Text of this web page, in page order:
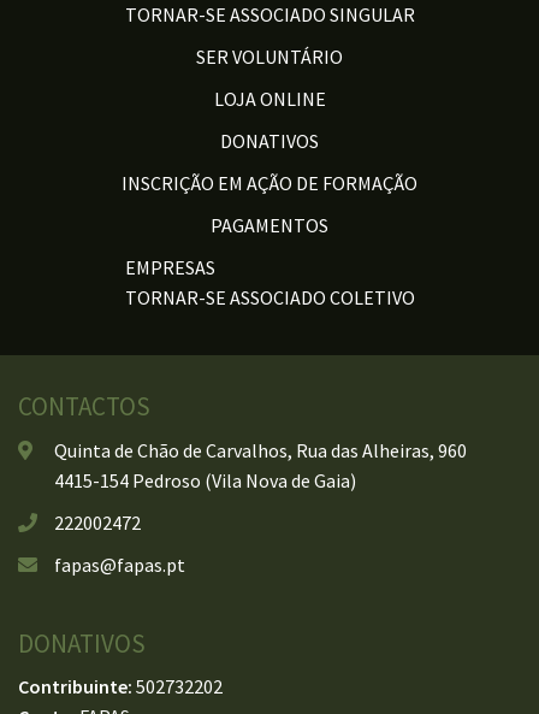
TORNAR-SE ASSOCIADO SINGULAR
SER VOLUNTÁRIO
LOJA ONLINE
DONATIVOS
INSCRIÇÃO EM AÇÃO DE FORMAÇÃO
PAGAMENTOS
EMPRESAS
TORNAR-SE ASSOCIADO COLETIVO
CONTACTOS
Quinta de Chão de Carvalhos, Rua das Alheiras, 960
4415-154 Pedroso (Vila Nova de Gaia)
222002472
fapas@fapas.pt
DONATIVOS
Contribuinte: 502732202